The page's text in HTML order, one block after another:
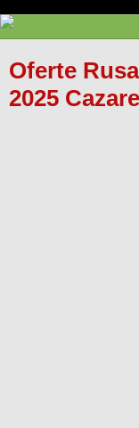
Oferte
2025 Cazare